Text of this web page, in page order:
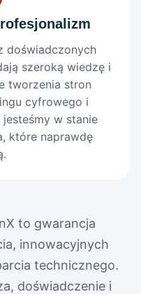
doświadczonych
szeroką wiedzę i
tworzenia stron
cyfrowego i
w stanie
które naprawdę
to gwarancja
innowacyjnych
technicznego.
doświadczenie i